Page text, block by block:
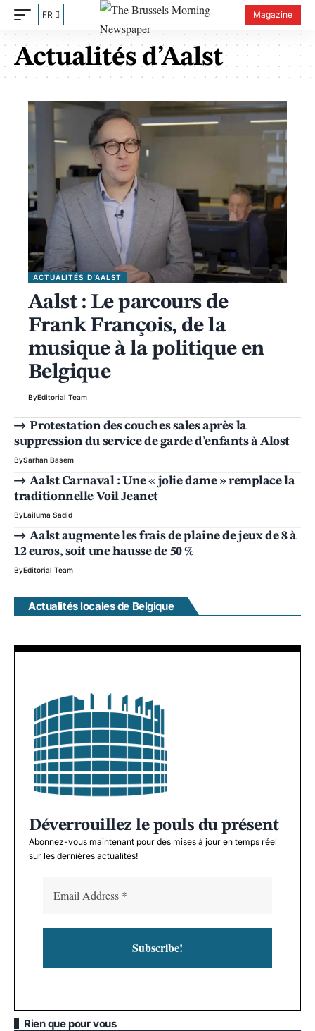
FR Magazine
Actualités d’Aalst
ACTUALITÉS D’AALST
Aalst : Le parcours de
Frank François, de la
musique à la politique en
Belgique
ByEditorial Team
Protestation des couches sales après la
suppression du service de garde d’enfants à Alost
BySarhan Basem
Aalst Carnaval : Une « jolie dame » remplace la
traditionnelle Voil Jeanet
ByLailuma Sadid
Aalst augmente les frais de plaine de jeux de 8 à
12 euros, soit une hausse de 50 %
ByEditorial Team
Actualités locales de Belgique
Déverrouillez le pouls du présent
Abonnez-vous maintenant pour des mises à jour en temps réel
sur les dernières actualités!
Rien que pour vous